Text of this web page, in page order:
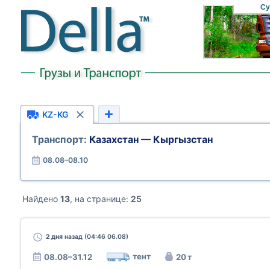
KZ-KG
Транспорт: Казахстан — Кыргызстан
08.08–08.10
Найдено 13, на странице: 25
2 дня назад (04:46 06.08)
08.08–31.12 тент 20 т